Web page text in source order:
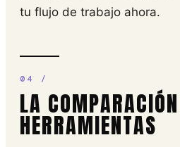
tu flujo de trabajo ahora.
LA
HERRAMIENTAS